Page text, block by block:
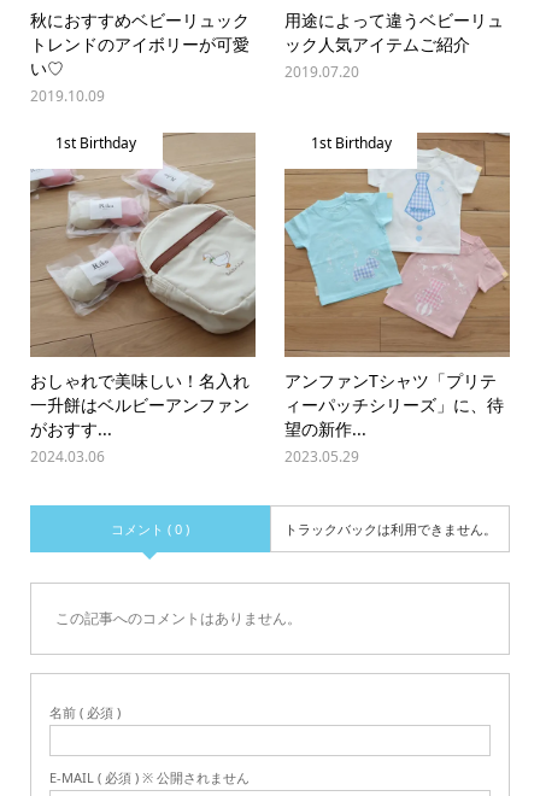
秋におすすめベビーリュック
トレンドのアイボリーが可愛
い♡
2019.10.09
用途によって違うベビーリュ
ック人気アイテムご紹介
2019.07.20
1st Birthday
おしゃれで美味しい！名入れ
一升餅はベルビーアンファン
がおすす...
2024.03.06
1st Birthday
アンファンTシャツ「プリテ
ィーパッチシリーズ」に、待
望の新作...
2023.05.29
コメント ( 0 ) トラックバックは利用できません。
この記事へのコメントはありません。
名前 ( 必須 )
E-MAIL ( 必須 ) ※ 公開されません